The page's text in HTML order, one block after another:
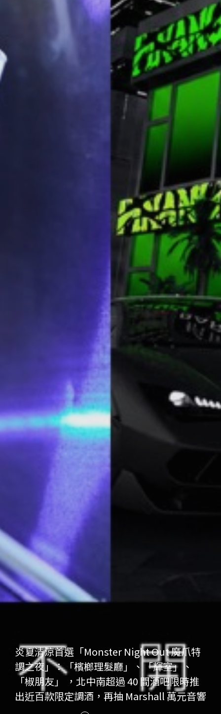
炎夏清涼首選「Monster Night Out 魔爪特
調之夜」：「檳榔理髮廳」、「輝室」、
「椒朋友」 ，北中南超過 40 間酒吧限時推
出近百款限定調酒，再抽 Marshall 萬元音響